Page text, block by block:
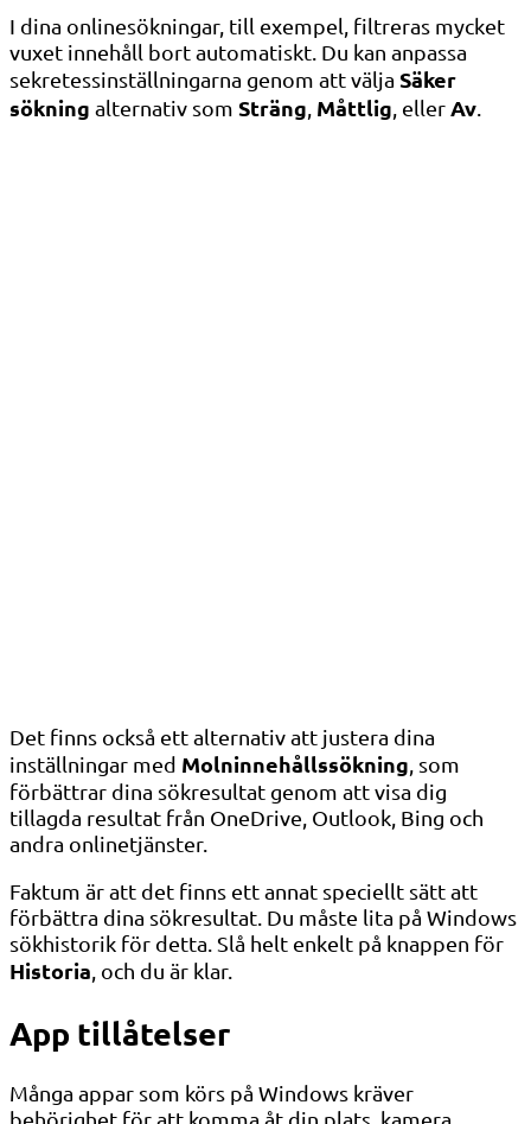
I dina onlinesökningar, till exempel, filtreras mycket
vuxet innehåll bort automatiskt. Du kan anpassa
sekretessinställningarna genom att välja Säker
sökning alternativ som Sträng, Måttlig, ellerAv.
Det finns också ett alternativ att justera dina
inställningar med Molninnehållssökning, som
förbättrar dina sökresultat genom att visa dig
tillagda resultat från OneDrive, Outlook, Bing och
andra onlinetjänster.
Faktum är att det finns ett annat speciellt sätt att
förbättra dina sökresultat. Du måste lita på Windows
sökhistorik för detta. Slå helt enkelt på knappen för
Historia, och du är klar.
App tillåtelser
Många appar som körs på Windows kräver
behörighet för att komma åt din plats, kamera,